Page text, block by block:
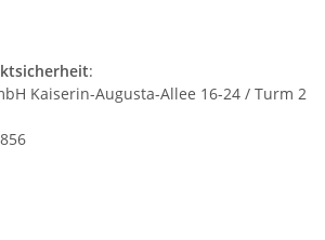
:
Kaiserin-Augusta-Allee 16-24 / Turm 2